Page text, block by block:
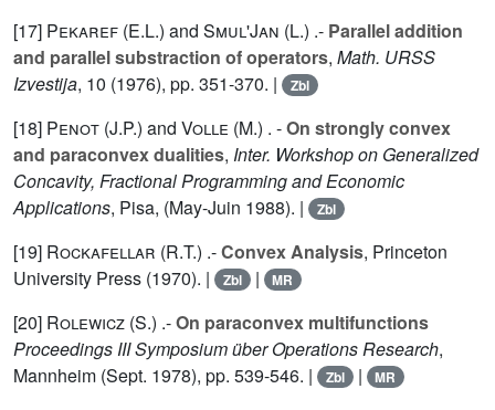
[17] Pekaref (E.L.) and Smul'Jan (L.) .- Parallel addition
and parallel substraction of operators, Math. URSS
Izvestija, 10 (1976), pp. 351-370. | Zbl
[18] Penot (J.P.) and Volle (M.) . -On strongly convex
and paraconvex dualities, Inter. Workshop on Generalized
Concavity, Fractional Programming and Economic
Applications, Pisa, (May-Juin 1988). | Zbl
[19] Rockafellar (R.T.) .-Convex Analysis, Princeton
University Press (1970). |
Zbl | MR
[20] Rolewicz (S.) .-On paraconvex multifunctions
Proceedings III Symposium über Operations Research,
Mannheim (Sept. 1978), pp. 539-546. |
Zbl | MR